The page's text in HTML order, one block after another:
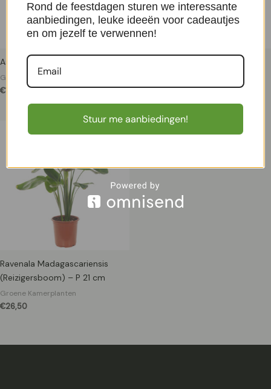
Asplenium Nidus P 17 cm
Groene Kamerplanten
€12,99
Alocasia Stingray – P 12 cm
€11,99
Ravenala Madagascariensis
(Reizigersboom) – P 21 cm
Groene Kamerplanten
€26,50
Rond de feestdagen sturen we interessante
aanbiedingen, leuke ideeën voor cadeautjes
en om jezelf te verwennen!
Stuur me aanbiedingen!